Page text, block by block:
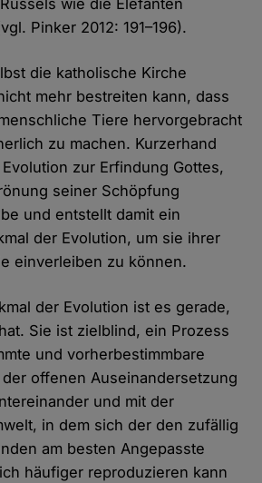
wie die Elefanten
Pinker 2012: 191–196).
die katholische Kirche
mehr bestreiten kann, dass
Tiere hervorgebracht
zu machen. Kurzerhand
zur Erfindung Gottes,
seiner Schöpfung
und entstellt damit ein
der Evolution, um sie ihrer
einverleiben zu können.
der Evolution ist es gerade,
Sie ist zielblind, ein Prozess
und vorherbestimmbare
offenen Auseinandersetzung
und mit der
in dem sich der den zufällig
am besten Angepasste
häufiger reproduzieren kann